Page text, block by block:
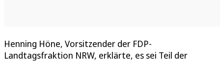
Henning Höne, Vorsitzender der FDP-
Landtagsfraktion NRW, erklärte, es sei Teil der